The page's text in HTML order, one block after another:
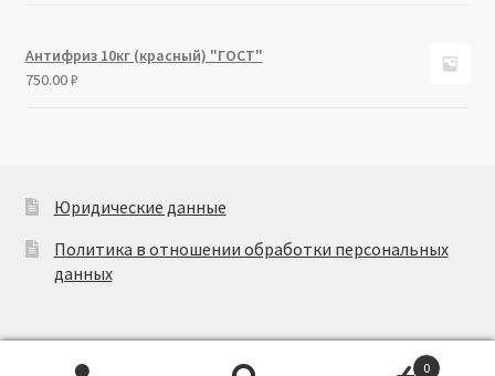
Антифриз 10кг (красный) "ГОСТ"
750.00₽
Юридические данные
Политика в отношении обработки персональных
данных
0